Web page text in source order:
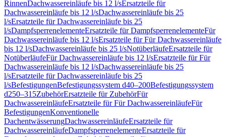
RinnenDachwassereinläufe bis 12 l/sErsatzteile für
Dachwassereinläufe bis 12 l/sDachwassereinläufe bis 25
l/sErsatzteile für Dachwassereinläufe bis 25
l/sDampfsperrenelementeErsatzteile für DampfsperrenelementeFür
Dachwassereinläufe bis 12 l/sErsatzteile für Für Dachwassereinläufe
bis 12 l/sDachwassereinläufe bis 25 l/sNotüberläufeErsatzteile für
NotüberläufeFür Dachwassereinläufe bis 12 l/sErsatzteile für Für
Dachwassereinläufe bis 12 l/sDachwassereinläufe bis 25
l/sErsatzteile für Dachwassereinläufe bis 25
l/sBefestigungenBefestigungssystem d40–200Befestigungssystem
d250–315ZubehörErsatzteile für ZubehörFür
DachwassereinläufeErsatzteile für Für DachwassereinläufeFür
BefestigungenKonventionelle
DachentwässerungDachwassereinläufeErsatzteile für
DachwassereinläufeDampfsperrenelementeErsatzteile für